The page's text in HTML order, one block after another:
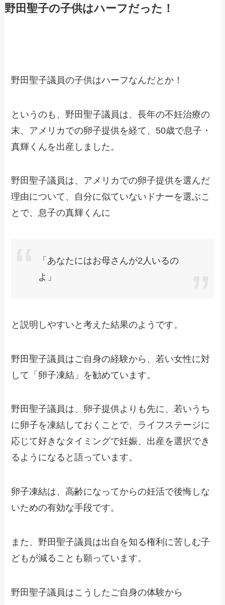
野田聖子の子供はハーフだった！
野田聖子議員の子供はハーフなんだとか！
というのも、野田聖子議員は、長年の不妊治療の
末、アメリカでの卵子提供を経て、50歳で息子・
真輝くんを出産しました。
野田聖子議員は、アメリカでの卵子提供を選んだ
理由について、自分に似ていないドナーを選ぶこ
とで、息子の真輝くんに
「あなたにはお母さんが2人いるの
よ」
と説明しやすいと考えた結果のようです。
野田聖子議員はご自身の経験から、若い女性に対
して「卵子凍結」を勧めています。
野田聖子議員は、卵子提供よりも先に、若いうち
に卵子を凍結しておくことで、ライフステージに
応じて好きなタイミングで妊娠、出産を選択でき
るようになると語っています。
卵子凍結は、高齢になってからの妊活で後悔しな
いための有効な手段です。
また、野田聖子議員は出自を知る権利に苦しむ子
どもが減ることも願っています。
野田聖子議員はこうしたご自身の体験から